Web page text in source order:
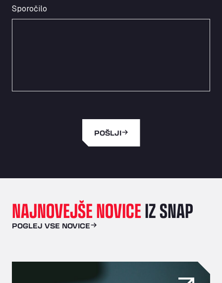
Sporočilo
POŠLJI
NAJNOVEJŠE NOVICEIZ SNAP
POGLEJ VSE NOVICE
Kako pregled nad vozilnim parkom v realnem času ščiti